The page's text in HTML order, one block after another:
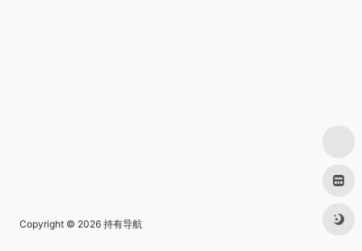
Copyright © 2026 持有导航